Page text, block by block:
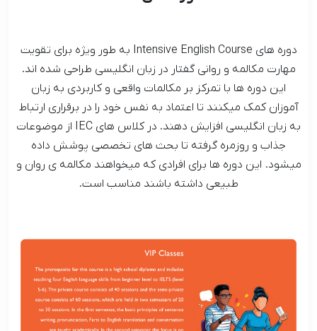
دوره های Intensive English Course به طور ویژه برای تقویت
مهارت مکالمه و روانی گفتار در زبان انگلیسی طراحی شده اند.
این دوره ها با تمرکز بر مکالمات واقعی و کاربردی به زبان
آموزان کمک میکنند تا اعتماد به نفس خود را در برقراری ارتباط
به زبان انگلیسی افزایش دهند. در کلاس های IEC از موضوعات
جذاب و روزمره گرفته تا بحث های تخصصی پوشش داده
میشود. این دوره ها برای افرادی که میخواهند مکالمه ی روان و
طبیعی داشته باشند مناسب است.